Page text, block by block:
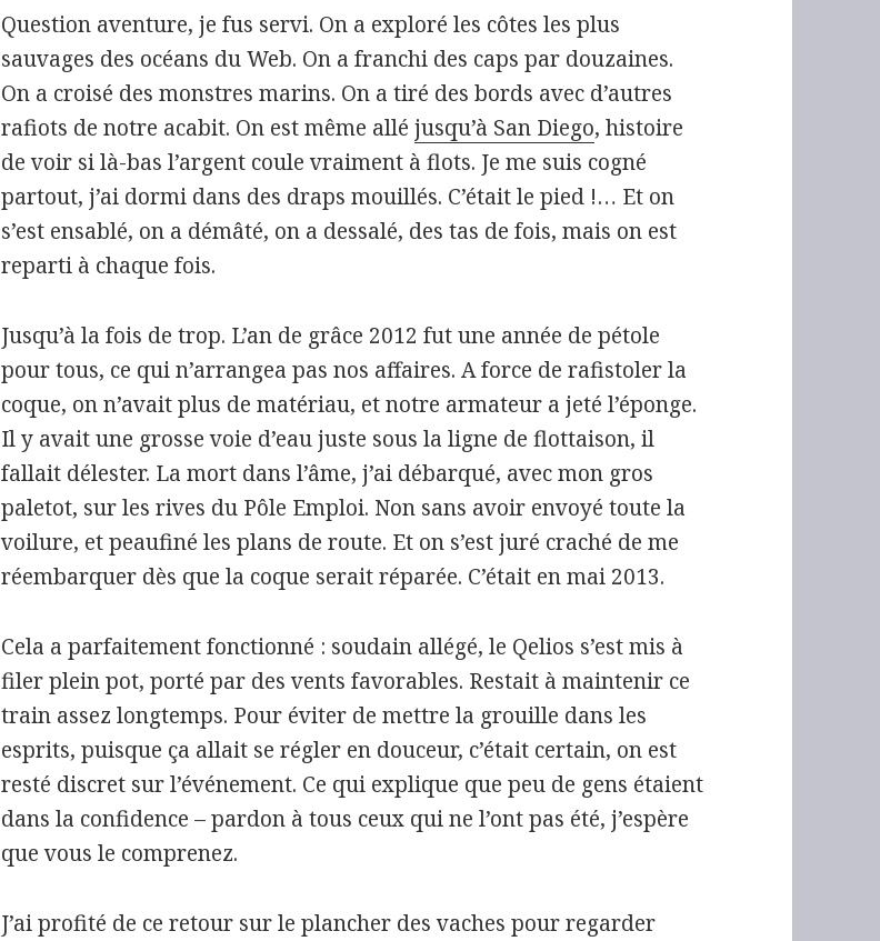
Question aventure, je fus servi. On a exploré les côtes les plus
sauvages des océans du Web. On a franchi des caps par douzaines.
On a croisé des monstres marins. On a tiré des bords avec d’autres
rafiots de notre acabit. On est même alléjusqu’à San Diego, histoire
de voir si là-bas l’argent coule vraiment à flots. Je me suis cogné
partout, j’ai dormi dans des draps mouillés. C’était le pied !… Et on
s’est ensablé, on a démâté, on a dessalé, des tas de fois, mais on est
reparti à chaque fois.
Jusqu’à la fois de trop. L’an de grâce 2012 fut une année de pétole
pour tous, ce qui n’arrangea pas nos affaires. A force de rafistoler la
coque, on n’avait plus de matériau, et notre armateur a jeté l’éponge.
Il y avait une grosse voie d’eau juste sous la ligne de flottaison, il
fallait délester. La mort dans l’âme, j’ai débarqué, avec mon gros
paletot, sur les rives du Pôle Emploi. Non sans avoir envoyé toute la
voilure, et peaufiné les plans de route. Et on s’est juré craché de me
réembarquer dès que la coque serait réparée. C’était en mai 2013.
Cela a parfaitement fonctionné : soudain allégé, le Qelios s’est mis à
filer plein pot, porté par des vents favorables. Restait à maintenir ce
train assez longtemps. Pour éviter de mettre la grouille dans les
esprits, puisque ça allait se régler en douceur, c’était certain, on est
resté discret sur l’événement. Ce qui explique que peu de gens étaient
dans la confidence – pardon à tous ceux qui ne l’ont pas été, j’espère
que vous le comprenez.
J’ai profité de ce retour sur le plancher des vaches pour regarder